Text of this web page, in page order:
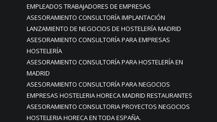
EMPLEADOS TRABAJADORES DE EMPRESAS
ASESORAMIENTO CONSULTORÍA IMPLANTACIÓN
LANZAMIENTO DE NEGOCIOS DE HOSTELERÍA MADRID
ASESORAMIENTO CONSULTORÍA PARA EMPRESAS
HOSTELERÍA
ASESORAMIENTO CONSULTORÍA PARA HOSTELERÍA EN
MADRID
ASESORAMIENTO CONSULTORÍA PARA NEGOCIOS
EMPRESAS HOSTELERIA HORECA MADRID RESTAURANTES
ASESORAMIENTO CONSULTORIA PROYECTOS NEGOCIOS
HOSTELERIA HORECA EN TODA ESPAÑA.